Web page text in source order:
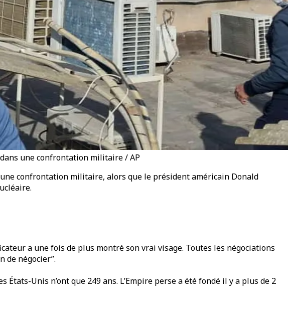
une confrontation militaire / AP
confrontation militaire, alors que le président américain Donald
a une fois de plus montré son vrai visage. Toutes les négociations
de négocier”.
Unis n’ont que 249 ans. L’Empire perse a été fondé il y a plus de 2